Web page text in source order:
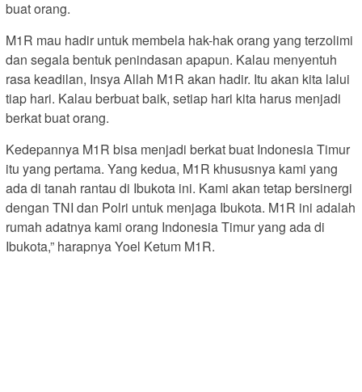
buat orang.
M1R mau hadir untuk membela hak-hak orang yang terzolimi
dan segala bentuk penindasan apapun. Kalau menyentuh
rasa keadilan, Insya Allah M1R akan hadir. Itu akan kita lalui
tiap hari. Kalau berbuat baik, setiap hari kita harus menjadi
berkat buat orang.
Kedepannya M1R bisa menjadi berkat buat Indonesia Timur
itu yang pertama. Yang kedua, M1R khususnya kami yang
ada di tanah rantau di Ibukota ini. Kami akan tetap bersinergi
dengan TNI dan Polri untuk menjaga Ibukota. M1R ini adalah
rumah adatnya kami orang Indonesia Timur yang ada di
Ibukota,” harapnya Yoel Ketum M1R.